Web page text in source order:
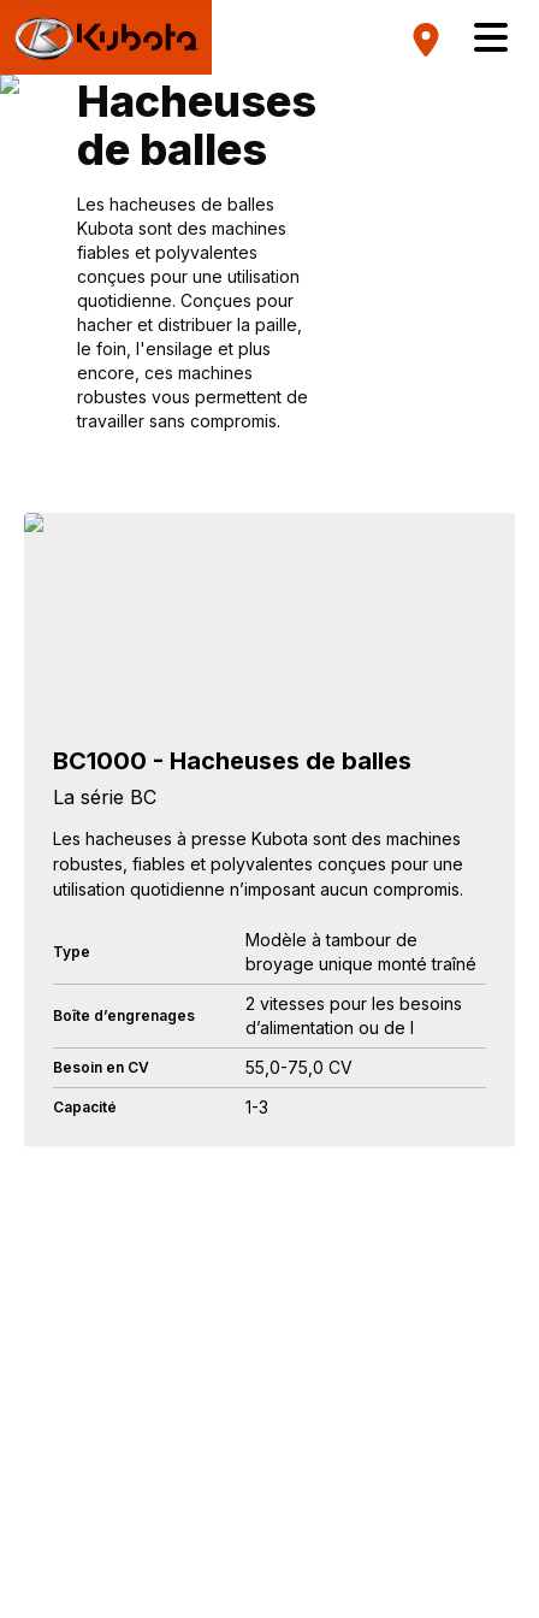
Hacheuses
de balles
Les hacheuses de balles
Kubota sont des machines
fiables et polyvalentes
conçues pour une utilisation
quotidienne. Conçues pour
hacher et distribuer la paille,
le foin, l'ensilage et plus
encore, ces machines
robustes vous permettent de
travailler sans compromis.
BC1000 - Hacheuses de balles
La série BC
Les hacheuses à presse Kubota sont des machines
robustes, fiables et polyvalentes conçues pour une
utilisation quotidienne n’imposant aucun compromis.
Type
Modèle à tambour de
broyage unique monté traîné
Boîte d’engrenages
2 vitesses pour les besoins
d’alimentation ou de l
Besoin en CV 55,0-75,0 CV
Capacité 1-3